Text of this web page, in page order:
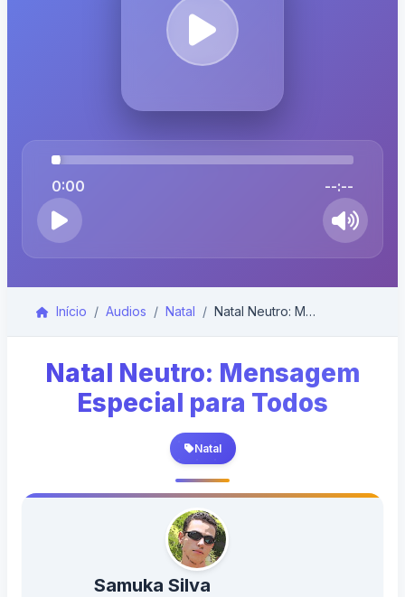
0:00 --:--
Início Audios Natal Natal Neutro: Mensagem Especial para Todos
Natal Neutro: Mensagem
Especial para Todos
Natal
Samuka Silva